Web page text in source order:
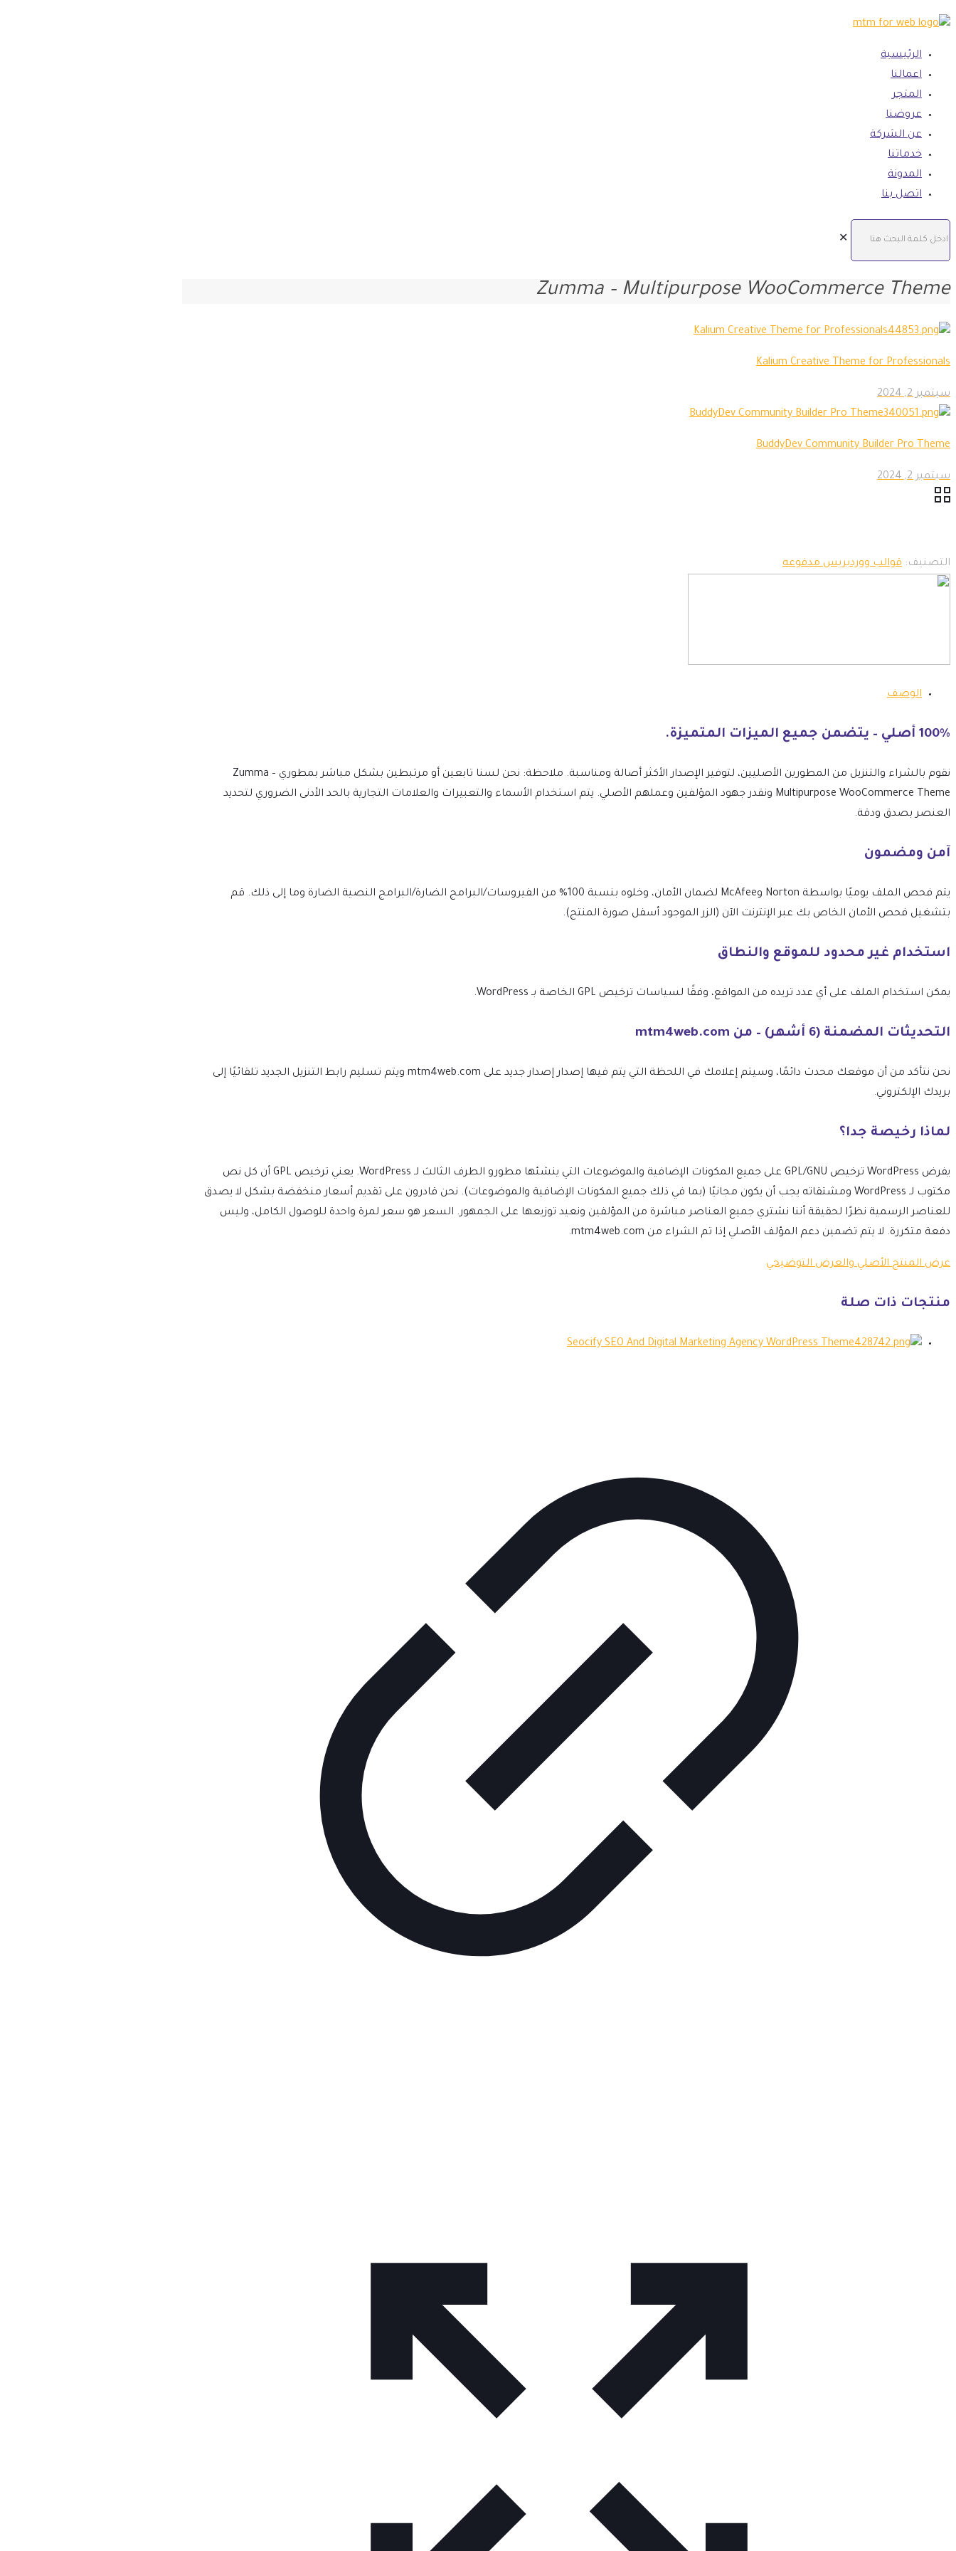
الرئيسية
اعمالنا
المتجر
عروضنا
عن الشركة
خدماتنا
المدونة
اتصل بنا
✕
Zumma – Multipurpose WooCommerce Theme
Kalium Creative Theme for Professionals
سبتمبر 2, 2024
BuddyDev Community Builder Pro Theme
سبتمبر 2, 2024
التصنيف: قوالب ووردبريس مدفوعه
الوصف
100% أصلي – يتضمن جميع الميزات المتميزة.
نقوم بالشراء والتنزيل من المطورين الأصليين، لتوفير الإصدار الأكثر أصالة ومناسبة. ملاحظة: نحن لسنا تابعين أو مرتبطين بشكل مباشر بمطوري Zumma –
Multipurpose WooCommerce Theme ونقدر جهود المؤلفين وعملهم الأصلي. يتم استخدام الأسماء والتعبيرات والعلامات التجارية بالحد الأدنى الضروري لتحديد
العنصر بصدق ودقة.
آمن ومضمون
يتم فحص الملف يوميًا بواسطة Norton وMcAfee لضمان الأمان، وخلوه بنسبة 100% من الفيروسات/البرامج الضارة/البرامج النصية الضارة وما إلى ذلك. قم
بتشغيل فحص الأمان الخاص بك عبر الإنترنت الآن (الزر الموجود أسفل صورة المنتج).
استخدام غير محدود للموقع والنطاق
يمكن استخدام الملف على أي عدد تريده من المواقع، وفقًا لسياسات ترخيص GPL الخاصة بـ WordPress.
التحديثات المضمنة (6 أشهر) – من mtm4web.com
نحن نتأكد من أن موقعك محدث دائمًا، وسيتم إعلامك في اللحظة التي يتم فيها إصدار إصدار جديد على mtm4web.com ويتم تسليم رابط التنزيل الجديد تلقائيًا إلى
بريدك الإلكتروني.
لماذا رخيصة جدا؟
يفرض WordPress ترخيص GPL/GNU على جميع المكونات الإضافية والموضوعات التي ينشئها مطورو الطرف الثالث لـ WordPress. يعني ترخيص GPL أن كل نص
مكتوب لـ WordPress ومشتقاته يجب أن يكون مجانيًا (بما في ذلك جميع المكونات الإضافية والموضوعات). نحن قادرون على تقديم أسعار منخفضة بشكل لا يصدق
للعناصر الرسمية نظرًا لحقيقة أننا نشتري جميع العناصر مباشرة من المؤلفين ونعيد توزيعها على الجمهور. السعر هو سعر لمرة واحدة للوصول الكامل، وليس
دفعة متكررة. لا يتم تضمين دعم المؤلف الأصلي إذا تم الشراء من mtm4web.com.
عرض المنتج الأصلي والعرض التوضيحي
منتجات ذات صلة